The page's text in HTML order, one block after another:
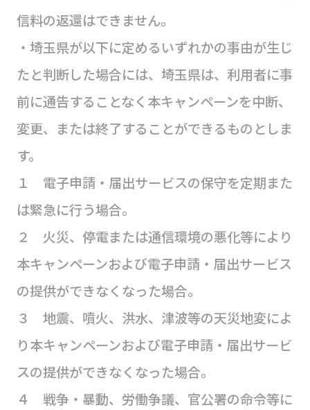
信料の返還はできません。
・埼玉県が以下に定めるいずれかの事由が生じ
たと判断した場合には、埼玉県は、利用者に事
前に通告することなく本キャンペーンを中断、
変更、または終了することができるものとしま
す。
１ 電子申請・届出サービスの保守を定期また
は緊急に行う場合。
２ 火災、停電または通信環境の悪化等により
本キャンペーンおよび電子申請・届出サービス
の提供ができなくなった場合。
３ 地震、噴火、洪水、津波等の天災地変によ
り本キャンペーンおよび電子申請・届出サービ
スの提供ができなくなった場合。
４ 戦争・暴動、労働争議、官公署の命令等に